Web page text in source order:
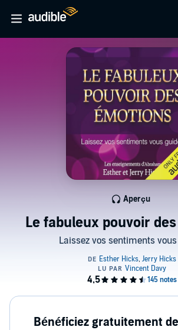
Le fabuleux pouvoir
Laissez vos sentiments
Aperçu
Bénéficiez gratuitement